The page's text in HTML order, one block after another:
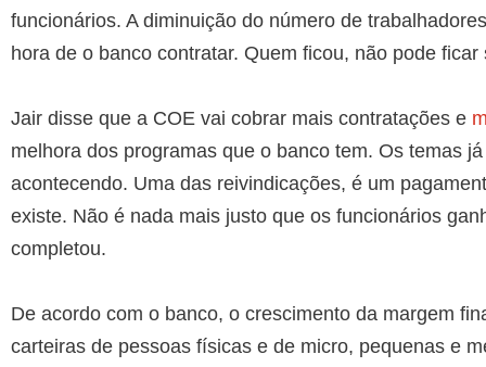
funcionários. A diminuição do número de
hora de o banco contratar. Quem ficou, não pode ficar
Jair disse que a COE vai cobrar mais contratações e
melhora dos programas que o banco tem. Os temas
acontecendo. Uma das reivindicações, é um
existe. Não é nada mais justo que os funcionários
completou.
De acordo com o banco, o crescimento da margem
carteiras de pessoas físicas e de micro, pequenas e